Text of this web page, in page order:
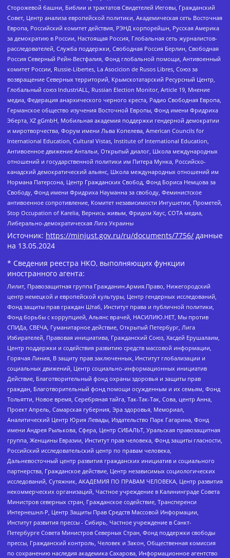
Сторожевой башни, Библии и трактатов Свидетелей Иеговы, Гражданский
Совет, Центр анализа европейской политики, Академическая сеть Восточная
Европа, Российский комитет действия, РЭНД корпорейшн, Русская Америка
за демократию в России, Настоящая Россия, Глобальная сеть журналистов-
расследователей, Служба поддержки, Свободная Россия Берлин, Свободная
Россия Северный Рейн-Вестфалия, Фонд глобальной помощи, Антивоенный
комитет России, Russie-Libertes, La Asocicion de Rusos Libres, Союз за
возвращение Северных территорий, Крымскотатарский Ресурсный Центр,
Глобальный союз IndustriALL, Russian Election Monitor, Article 19, Мнение
медиа, Федерация анархического черного креста, Радио Свободная Европа,
Германское общество изучения Восточной Европы, Фонд имени Фридриха
Эберта, XZ gGmbH, Мобильная академия поддержки гендерной демократии
и миротворчества, Форум имени Льва Копелева, American Councils for
International Education, Cultural Vistas, Institute of International Education,
Антивоенное движение Антальи, Открытый диалог, Школа международных
отношений и государственной политики им Питера Мунка, Российско-
канадский демократический альянс, Школа международных отношений им
Нормана Патерсона, Центр Гражданских Свобод, Фонд Бориса Немцова за
Свободу, Фонд имени Фридриха Науманна за свободу, Феминистское
антивоенное сопротивление, Комитет независимости Ингушетии, Прометей,
Stop Occupation of Karelia, Вернись живым, Фридом Хаус, СОТА медиа,
Либерально-демократическая Лига Украины
Источник: https://minjust.gov.ru/ru/documents/7756/ данные
на 13.05.2024
* Сведения реестра НКО, выполняющих функции
иностранного агента:
Лилит, Правозащитная группа Гражданин.Армия.Право, Нижегородский
центр немецкой и европейской культуры, Центр гендерных исследований,
Фонд защиты прав граждан Штаб, Институт права и публичной политики,
Фонд борьбы с коррупцией, Альянс врачей, НАСИЛИЮ.НЕТ, Мы против
СПИДа, СВЕЧА, Гуманитарное действие, Открытый Петербург, Лига
Избирателей, Правовая инициатива, Гражданский Союз, Хасдей Ерушалаим,
Центр поддержки и содействия развитию средств массовой информации,
Горячая Линия, В защиту прав заключенных, Институт глобализации и
социальных движений, Центр социально-информационных инициатив
Действие, Благотворительный фонд охраны здоровья и защиты прав
граждан, Благотворительный фонд помощи осужденным и их семьям, Фонд
Тольятти, Новое время, Серебряная тайга, Так-Так-Так, Сова, центр Анна,
Проект Апрель, Самарская губерния, Эра здоровья, Мемориал,
Аналитический Центр Юрия Левады, Издательство Парк Гагарина, Фонд
имени Андрея Рылькова, Сфера, Центр СИБАЛЬТ, Уральская правозащитная
группа, Женщины Евразии, Институт прав человека, Фонд защиты гласности,
Российский исследовательский центр по правам человека,
Дальневосточный центр развития гражданских инициатив и социального
партнерства, Гражданское действие, Центр независимых социологических
исследований, Сутяжник, АКАДЕМИЯ ПО ПРАВАМ ЧЕЛОВЕКА, Центр развития
некоммерческих организаций, Частное учреждение в Калининграде Совета
Министров северных стран, Гражданское содействие, Трансперенси
Интернешнл-Р, Центр Защиты Прав Средств Массовой Информации,
Институт развития прессы - Сибирь, Частное учреждение в Санкт-
Петербурге Совета Министров Северных Стран, Фонд поддержки свободы
прессы, Гражданский контроль, Человек и Закон, Общественная комиссия
по сохранению наследия академика Сахарова, Информационное агентство